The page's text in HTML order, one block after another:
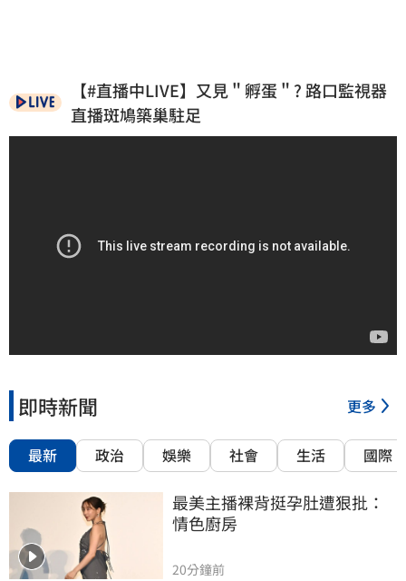
【#直播中LIVE】又見＂孵蛋＂? 路口監視器
直播斑鳩築巢駐足
即時新聞 更多
最新 政治 娛樂 社會 生活 國際
最美主播裸背挺孕肚遭狠批：
情色廚房
20分鐘前